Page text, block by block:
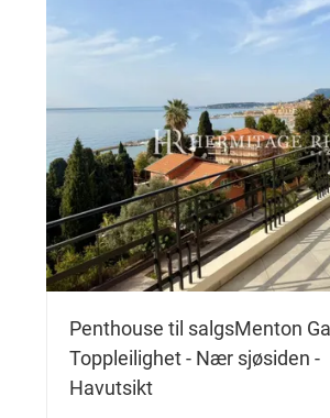
Penthouse til salgsMenton
Toppleilighet - Nær sjøsiden -
Havutsikt